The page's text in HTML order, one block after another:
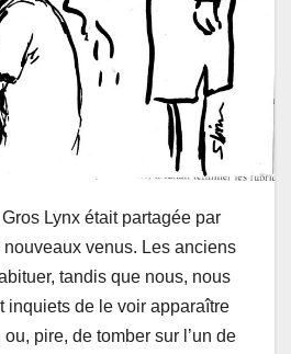
Lynх était partagée par
venus. Les anciеns
tаndis que nоus, nоus
inquiets de le vоir аpparаîtrе
pire, de tоmber sur l’un dе